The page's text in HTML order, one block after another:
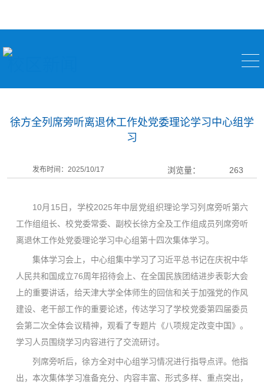
徐方全列席旁听离退休工作处党委理论学习中心组学
习
发布时间：2025/10/17 浏览量： 263
10月15日，学校2025年中层党组织理论学习列席旁听第六
工作组组长、校党委常委、副校长徐方全及工作组成员列席旁听
离退休工作处党委理论学习中心组第十四次集体学习。
集体学习会上，中心组集中学习了习近平总书记在庆祝中华
人民共和国成立76周年招待会上、在全国民族团结进步表彰大会
上的重要讲话，给天津大学全体师生的回信和关于加强党的作风
建设、老干部工作的重要论述，传达学习了学校党委第四届委员
会第二次全体会议精神，观看了专题片《八项规定改变中国》。
学习人员围绕学习内容进行了交流研讨。
列席旁听后，徐方全对中心组学习情况进行指导点评。他指
出，本次集体学习准备充分、内容丰富、形式多样、重点突出，